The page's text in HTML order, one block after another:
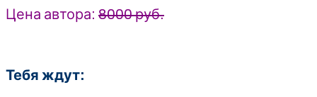
Цена автора: 8000 руб.
Тебя ждут: